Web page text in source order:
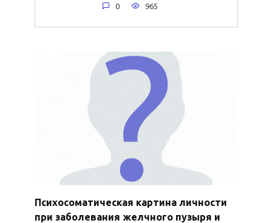
0 965
Психосоматическая картина личности
при заболевания желчного пузыря и